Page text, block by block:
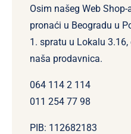
Osim našeg Web
pronaći u Beogradu u
1. spratu u Lokalu 3.16,
naša prodavnica.
064 114 2 114
011 254 77 98
PIB: 112682183